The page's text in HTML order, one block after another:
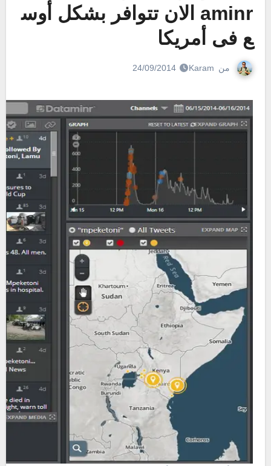
aminr الان تتوافر بشكل أوس
ع فى أمريكا
من Karam
24/09/2014